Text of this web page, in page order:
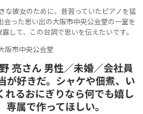
な彼女のために、昔習っていたピアノを猛
会った思い出の大阪市中央公会堂の一室を
して、この台詞で思いを伝えたいです。
阪市中央公会堂
亮さん 男性／未婚／会社員
が好きだ。シャケや佃煮、い
れるおにぎりなら何でも嬉し
属で作ってほしい。